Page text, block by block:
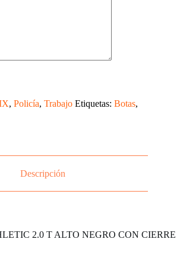
, Policía, Trabajo Etiquetas: Botas,
Descripción
2.0 T ALTO NEGRO CON CIERRE